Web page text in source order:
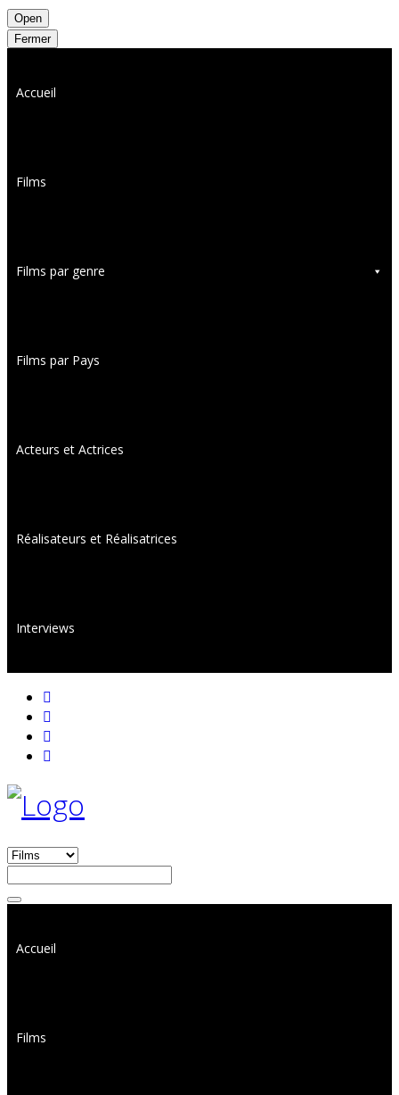
Open
Fermer
Accueil
Films
Films par genre
Films par Pays
Acteurs et Actrices
Réalisateurs et Réalisatrices
Interviews
Accueil
Films